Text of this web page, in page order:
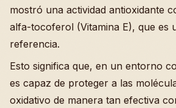
mostró una actividad antioxidante
alfa-tocoferol (Vitamina E), que es
referencia.
Esto significa que, en un entorno
es capaz de proteger a las
oxidativo de manera tan efectiva